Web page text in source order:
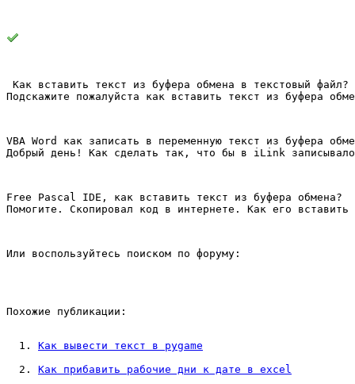
Как вставить текст из буфера обмена в текстовый файл?
Подскажите пожалуйста как вставить текст из буфера
VBA Word как записать в переменную текст из буфера
Добрый день! Как сделать так, что бы в iLink
Free Pascal IDE, как вставить текст из буфера обмена?
Помогите. Скопировал код в интернете. Как его
Или воспользуйтесь поиском по форуму:
Похожие публикации:
Как вывести текст в pygame
Как прибавить рабочие дни к дате в excel